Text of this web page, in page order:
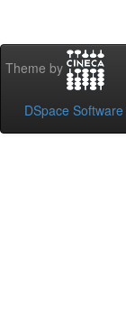
Theme by
DSpace Software